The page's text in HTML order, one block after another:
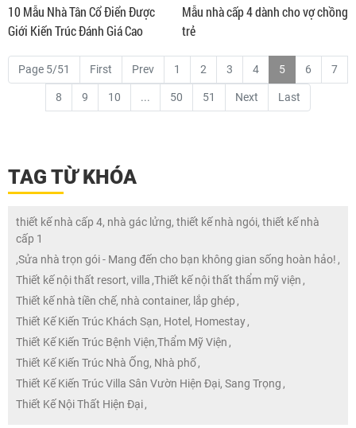
10 Mẫu Nhà Tân Cổ Điển Được
Giới Kiến Trúc Đánh Giá Cao
Mẫu nhà cấp 4 dành cho vợ chồng
trẻ
Page 5/51 First Prev 1 2 3 4 5 6 7
8 9 10 ... 50 51 Next Last
TAG TỪ KHÓA
thiết kế nhà cấp 4, nhà gác lửng, thiết kế nhà ngói, thiết kế nhà
cấp 1
,Sửa nhà trọn gói - Mang đến cho bạn không gian sống hoàn hảo! ,
Thiết kế nội thất resort, villa ,Thiết kế nội thất thẩm mỹ viện ,
Thiết kế nhà tiền chế, nhà container, lắp ghép ,
Thiết Kế Kiến Trúc Khách Sạn, Hotel, Homestay,
Thiết Kế Kiến Trúc Bệnh Viện,Thẩm Mỹ Viện ,
Thiết Kế Kiến Trúc Nhà Ống, Nhà phố,
Thiết Kế Kiến Trúc Villa Sân Vườn Hiện Đại, Sang Trọng ,
Thiết Kế Nội Thất Hiện Đại,